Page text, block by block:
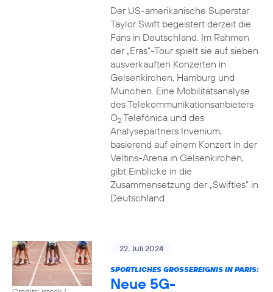
Der US-amerikanische Superstar
Taylor Swift begeistert derzeit die
Fans in Deutschland. Im Rahmen
der „Eras“-Tour spielt sie auf sieben
ausverkauften Konzerten in
Gelsenkirchen, Hamburg und
München. Eine Mobilitätsanalyse
des Telekommunikationsanbieters
O2Telefónica und des
Analysepartners Invenium,
basierend auf einem Konzert in der
Veltins-Arena in Gelsenkirchen,
gibt Einblicke in die
Zusammensetzung der „Swifties“ in
Deutschland.
22. Juli 2024
SPORTLICHES GROSSEREIGNIS IN PARIS:
Neue 5G-